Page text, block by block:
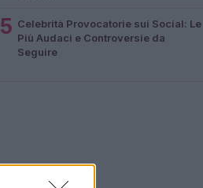
5 Celebrità Provocatorie sui Social: Le
Più Audaci e Controversie da
Seguire